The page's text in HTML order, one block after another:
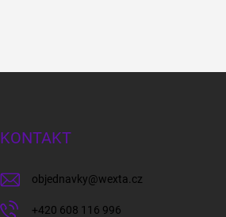
KONTAKT
objednavky@wexta.cz
+420 608 116 996